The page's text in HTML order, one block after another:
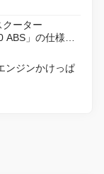
ーター
ABS」の仕様を
ンジンかけっぱ